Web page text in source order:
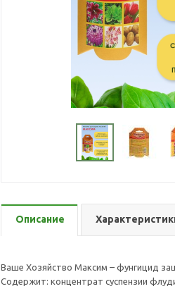
Описание
Ваше Хозяйство Максим – фунгицид
Содержит: концентрат суспензии